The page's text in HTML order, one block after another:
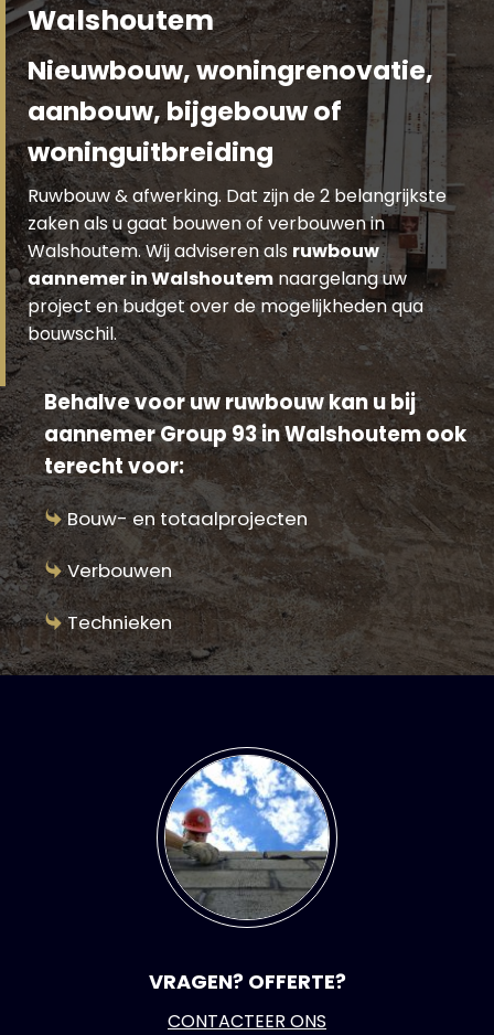
Walshoutem
Nieuwbouw, woningrenovatie,
aanbouw, bijgebouw of
woninguitbreiding
Ruwbouw & afwerking. Dat zijn de 2 belangrijkste
zaken als u gaat bouwen of verbouwen in
Walshoutem. Wij adviseren als ruwbouw
aannemer in Walshoutem naargelang uw
project en budget over de mogelijkheden qua
bouwschil.
Behalve voor uw ruwbouw kan u bij
aannemer Group 93 in Walshoutem ook
terecht voor:
Bouw- en totaalprojecten
Verbouwen
Technieken
VRAGEN? OFFERTE?
CONTACTEER ONS